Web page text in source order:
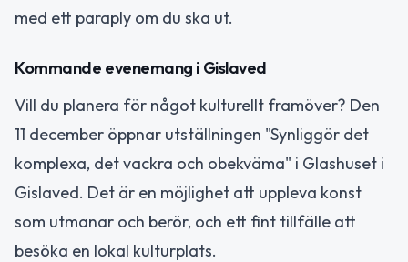
med ett paraply om du ska ut.
Kommande evenemang i Gislaved
Vill du planera för något kulturellt framöver? Den
11 december öppnar utställningen "Synliggör det
komplexa, det vackra och obekväma" i Glashuset i
Gislaved. Det är en möjlighet att uppleva konst
som utmanar och berör, och ett fint tillfälle att
besöka en lokal kulturplats.